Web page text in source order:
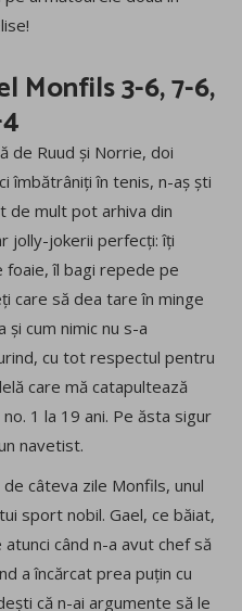
Monfils 3-6, 7-6,
de Ruud și Norrie, doi
îmbătrâniți în tenis, n-aș ști
de mult pot arhiva din
jolly-jokerii perfecți: îți
foaie, îl bagi repede pe
care să dea tare în minge
și cum nimic nu s-a
cu tot respectul pentru
care mă catapultează
1 la 19 ani. Pe ăsta sigur
navetist.
câteva zile Monfils, unul
sport nobil. Gael, ce băiat,
când n-a avut chef să
a încărcat prea puțin cu
că n-ai argumente să le